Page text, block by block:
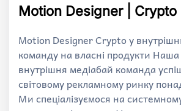
Motion Designer | Crypto
Motion Designer Crypto у
команду на власні продукти Наша
внутрішня медіабай команда
світовому рекламному ринку
Ми спеціалізуємося на